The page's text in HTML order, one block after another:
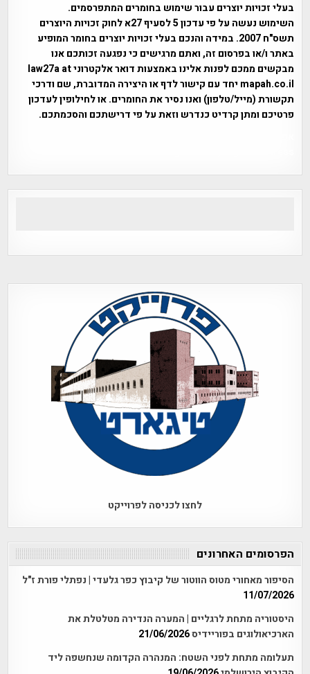
בעלי זכויות יוצרים עבור שימוש בחומרים המתפרסמים.
השימוש נעשה על פי עדכון 5 לסעיף 27א לחוק זכויות היוצרים
תשס"ח 2007. במידה והנכם בעלי זכויות יוצרים בחומר המופיע
באתר ו/או בפרסום זה, ואתם מרגישים כי נפגעה זכותכם אנו
מבקשים ממכם לפנות אלינו באמצעות דואר אלקטרוני law27a at
mapah.co.il יחד עם קישור לדף או היצירה המדוברת, שם ודרכי
תקשורת (מייל/טלפון) ואנו נסיר את החומרים. או לחילופין לעדכון
פרטיכם ומתן קרדיט כנדרש וזאת על פי דרישתכם והסכמתכם.
לחצו לכניסה לפרוייקט
הפרסומים האחרונים
הסיפור מאחורי מטוס הווטור של קיבוץ כפר גלעדי | נפתלי פורת ז"ל
11/07/2026
היסטוריה מתחת לרגליים | המערה הנדירה מטלטלת את
הארכיאולוגים בפוריידיס21/06/2026
תעלומה מתחת לפני השטח: המנהרה הקדומה שנחשפה ליד